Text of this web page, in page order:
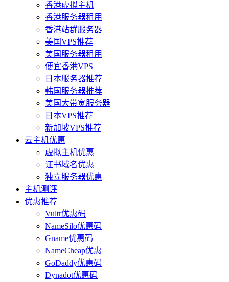
香港虚拟主机
香港服务器租用
香港站群服务器
美国VPS推荐
美国服务器租用
便宜香港VPS
日本服务器推荐
韩国服务器推荐
美国大带宽服务器
日本VPS推荐
新加坡VPS推荐
云主机优惠
虚拟主机优惠
证书域名优惠
独立服务器优惠
主机测评
优惠推荐
Vultr优惠码
NameSilo优惠码
Gname优惠码
NameCheap优惠
GoDaddy优惠码
Dynadot优惠码